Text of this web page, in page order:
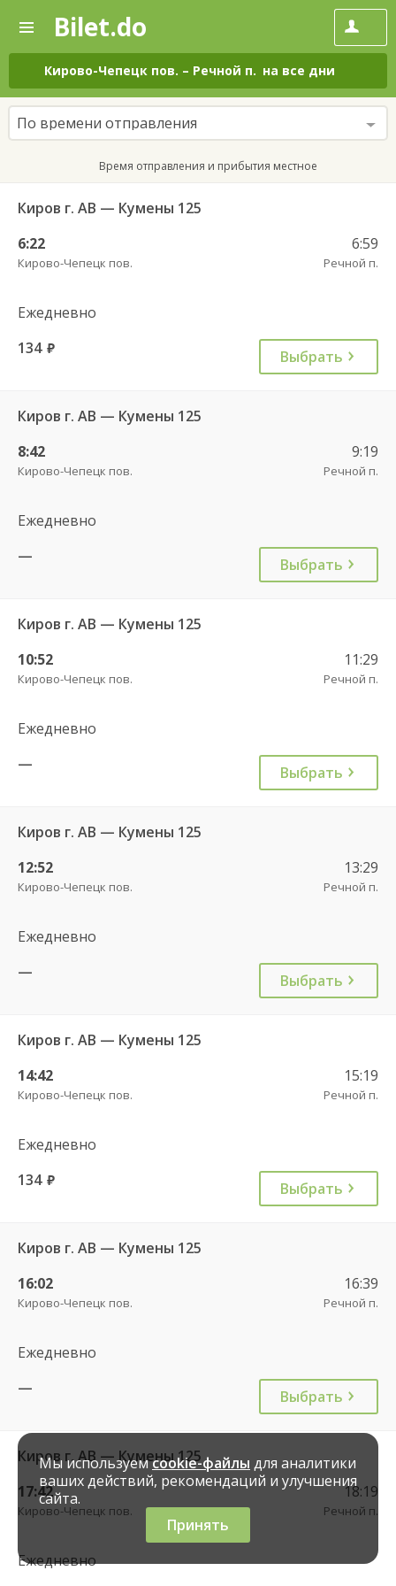
—
Поиск
и
покупка
билетов
на
автобус
онлайн
Bilet.do
Кирово-Чепецк пов. – Речной п. на все дни
По времени отправления
Время отправления и прибытия местное
Киров г. АВ — Кумены 125
6:22
Кирово-Чепецк пов.
6:59
Речной п.
Ежедневно
134 руб. Выбрать
Киров г. АВ — Кумены 125
8:42
Кирово-Чепецк пов.
9:19
Речной п.
Ежедневно
—
Выбрать
Киров г. АВ — Кумены 125
10:52
Кирово-Чепецк пов.
11:29
Речной п.
Ежедневно
—
Выбрать
Киров г. АВ — Кумены 125
12:52
Кирово-Чепецк пов.
13:29
Речной п.
Ежедневно
—
Выбрать
Киров г. АВ — Кумены 125
14:42
Кирово-Чепецк пов.
15:19
Речной п.
Ежедневно
134 руб. Выбрать
Киров г. АВ — Кумены 125
16:02
Кирово-Чепецк пов.
16:39
Речной п.
Ежедневно
—
Выбрать
Киров г. АВ — Кумены 125
17:42
Кирово-Чепецк пов.
18:19
Речной п.
Ежедневно
Мы используемcookie-файлы для аналитики
ваших действий, рекомендаций и улучшения
сайта.
Принять